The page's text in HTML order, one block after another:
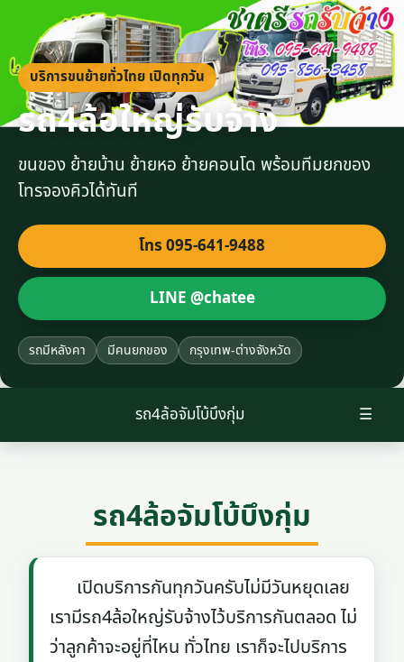
บริการขนย้ายทั่วไทย เปิดทุกวัน
รถ4ล้อใหญ่รับจ้าง
ขนของ ย้ายบ้าน ย้ายหอ ย้ายคอนโด พร้อมทีมยกของ
โทรจองคิวได้ทันที
โทร 095-641-9488
LINE @chatee
รถมีหลังคา มีคนยกของ กรุงเทพ-ต่างจังหวัด
☰
รถ4ล้อจัมโบ้บึงกุ่ม
รถ4ล้อจัมโบ้บึงกุ่ม
เปิดบริการกันทุกวันครับไม่มีวันหยุดเลย
เรามีรถ4ล้อใหญ่รับจ้างไว้บริการกันตลอด ไม่
ว่าลูกค้าจะอยู่ที่ไหน ทั่วไทย เราก็จะไปบริการ